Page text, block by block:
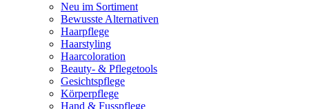
Neu im Sortiment
Bewusste Alternativen
Haarpflege
Haarstyling
Haarcoloration
Beauty- & Pflegetools
Gesichtspflege
Körperpflege
Hand & Fusspflege